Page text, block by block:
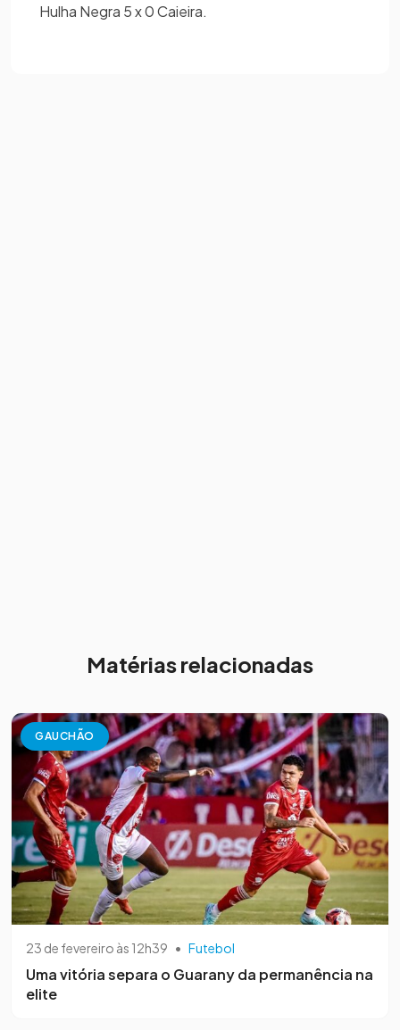
Hulha Negra 5 x 0 Caieira.
Matérias relacionadas
GAUCHÃO
23 de fevereiro às 12h39 • Futebol
Uma vitória separa o Guarany da permanência na
elite